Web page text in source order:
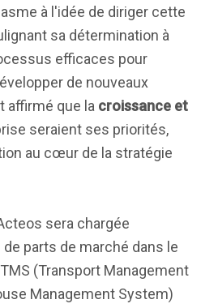
à l'idée de diriger cette
sa détermination à
efficaces pour
de nouveaux
affirmé que la croissance et
seraient ses priorités,
au cœur de la stratégie
sera chargée
parts de marché dans le
(Transport Management
Management System)